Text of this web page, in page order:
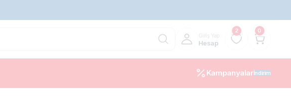
Giriş Yap
Hesap
2 0
Kampanyalarİndirim